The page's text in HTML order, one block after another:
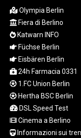
Olympia Berlin
Fiera di Berlino
Katwarn INFO
Füchse Berlin
Eisbären Berlin
24h Farmacia 0331
1.FC Union Berlin
Hertha BSC Berlin
DSL Speed Test
Cinema a Berlino
Informazioni sui